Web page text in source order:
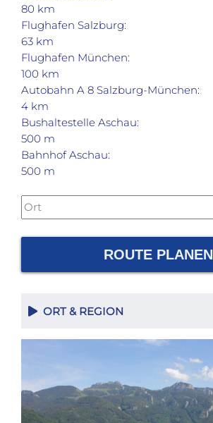
80 km
Flughafen Salzburg:
63 km
Flughafen München:
100 km
Autobahn A 8 Salzburg-München:
4 km
Bushaltestelle Aschau:
500 m
Bahnhof Aschau:
500 m
ROUTE PLANEN
ORT & REGION